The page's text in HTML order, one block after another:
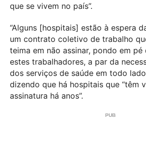
que se vivem no país”.
“Alguns [hospitais] estão à espera
um contrato coletivo de trabalho
teima em não assinar, pondo em pé
estes trabalhadores, a par da
dos serviços de saúde em todo
dizendo que há hospitais que “têm
assinatura há anos”.